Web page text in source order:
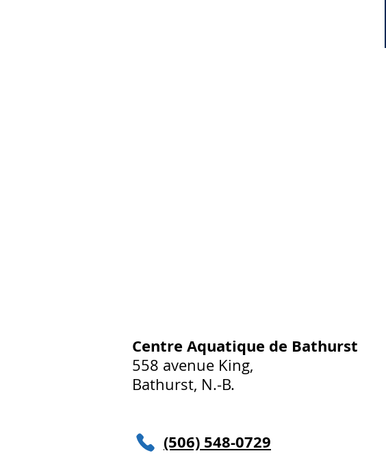
Centre Aquatique de Bathurst
558 avenue King,
Bathurst, N.-B.
(506) 548-0729